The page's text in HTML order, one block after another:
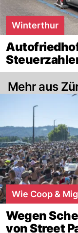
Winterthur
Mehr aus
Wie Coop &
Wegen
von Street